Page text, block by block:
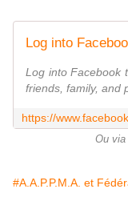
Log into
Log into Facebook
friends, family, and
Ou via
#A.A.P.P.M.A. et